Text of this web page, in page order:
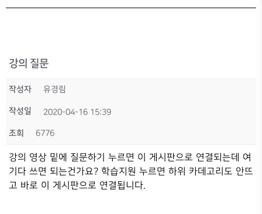
강의 질문
작성자 유경림
작성일 2020-04-16 15:39
조회 6776
강의 영상 밑에 질문하기 누르면 이 게시판으로 연결되는데 여
기다 쓰면 되는건가요? 학습지원 누르면 하위 카데고리도 안뜨
고 바로 이 게시판으로 연결됩니다.